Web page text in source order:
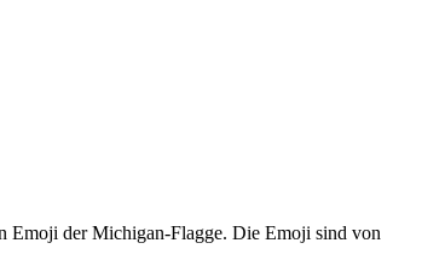
Emoji der Michigan-Flagge. Die Emoji sind von